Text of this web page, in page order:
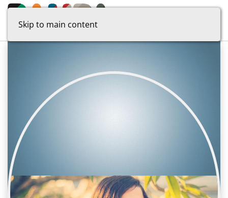
Skip to main content